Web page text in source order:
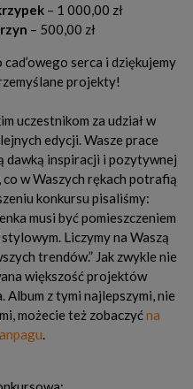
– 1 000,00 zł
– 500,00 zł
serca i dziękujemy
projekty!
uczestnikom za udział w
edycji. Wasze prace
dawką inspiracji i pozytywnej
w Waszych rękach potrafią
konkursu pisaliśmy:
musi być pomieszczeniem
Liczymy na Waszą
trendów.” Jak zwykle nie
większość projektów
Album z tymi najlepszymi, nie
możecie też zobaczyćna